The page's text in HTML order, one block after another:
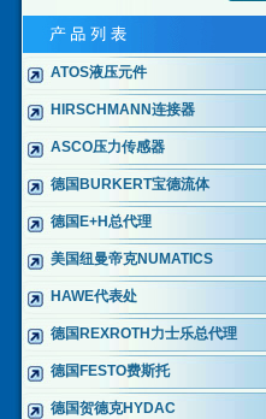
ATOS液压元件
HIRSCHMANN连接器
ASCO压力传感器
德国BURKERT宝德流体
德国E+H总代理
美国纽曼帝克NUMATICS
HAWE代表处
德国REXROTH力士乐总代理
德国FESTO费斯托
德国贺德克HYDAC